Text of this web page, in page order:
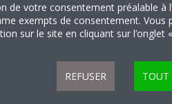
de votre consentement préalable
exempts de consentement.
sur le site en cliquant sur l’onglet
REFUSER TOUT